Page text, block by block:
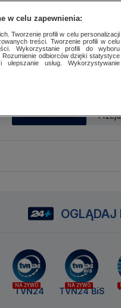
SUBSKRYBUJ
OGLĄDAJ
NA ŻYWO
TVN24
NA ŻYWO
TVN24 BiS
w celu zapewnienia:
Tworzenie profili w celu personalizacji
treści. Tworzenie profili w celu
Wykorzystanie profili do wyboru
odbiorców dzięki statystyce
usług. Wykorzystywanie